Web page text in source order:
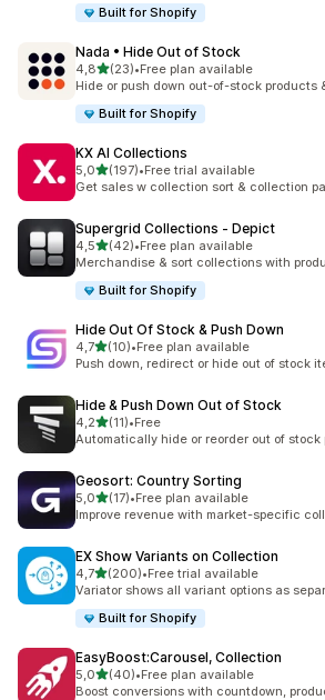
Built for Shopify
Nada • Hide Out of Stock
4,8av 5 stjerner
(23)
Totalt 23 omtaler
•Free plan available
Hide or push down out-of-stock products
Built for Shopify
KX AI Collections
5,0av 5 stjerner
(197)
Totalt 197 omtaler
•Free trial available
Get sales w collection sort & collection
Supergrid Collections ‑ Depict
4,5av 5 stjerner
(42)
Totalt 42 omtaler
•Free plan available
Merchandise & sort collections with
Built for Shopify
Hide Out Of Stock & Push Down
4,7av 5 stjerner
(10)
Totalt 10 omtaler
•Free plan available
Push down, redirect or hide out of stock
Hide & Push Down Out of Stock
4,2av 5 stjerner
(11)
Totalt 11 omtaler
•Free
Automatically hide or reorder out of stock
Geosort: Country Sorting
5,0av 5 stjerner
(17)
Totalt 17 omtaler
•Free plan available
Improve revenue with market-specific
EX Show Variants on Collection
4,7av 5 stjerner
(200)
Totalt 200 omtaler
•Free trial available
Variator shows all variant options as
Built for Shopify
EasyBoost:Carousel, Collection
5,0av 5 stjerner
(40)
Totalt 40 omtaler
•Free plan available
Boost conversions with countdown,